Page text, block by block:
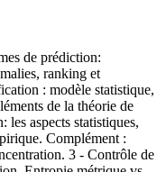
de prédiction:
ranking et
: modèle statistique,
de la théorie de
les aspects statistiques,
Complément :
3 - Contrôle de